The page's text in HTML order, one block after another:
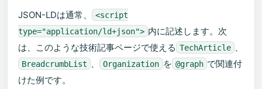
JSON-LDは通常、
<script
type="application/ld+json"> 内に記述します。次
は、このような技術記事ページで使える TechArticle
BreadcrumbList 、 Organization を @graph で関連付
けた例です。